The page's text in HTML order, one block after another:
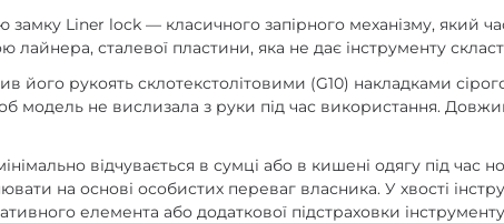
Liner lock — класичного запірного механізму, який
лайнера, сталевої пластини, яка не дає інструменту
рукоять склотекстолітовими (G10) накладками
не вислизала з руки під час використання. Довжина
відчувається в сумці або в кишені одягу під час
на основі особистих переваг власника. У хвості
елемента або додаткової підстраховки